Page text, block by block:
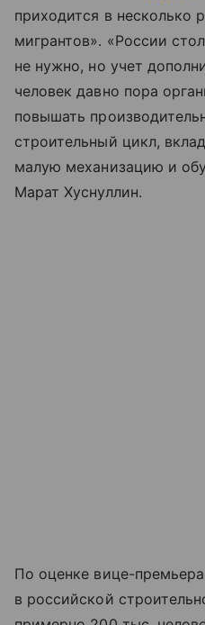
приходится в несколько
мигрантов». «России
не нужно, но учет
человек давно пора
повышать
строительный цикл,
малую механизацию и
Марат Хуснуллин.
По оценке вице-
в российской